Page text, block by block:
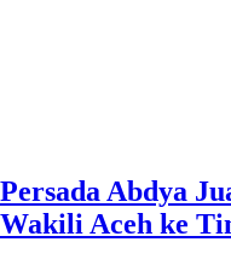
Persada Abdya
Wakili Aceh ke